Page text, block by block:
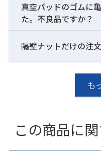
真空パッドのゴムに
た。不良品ですか？
隔壁ナットだけの注
も
この商品に